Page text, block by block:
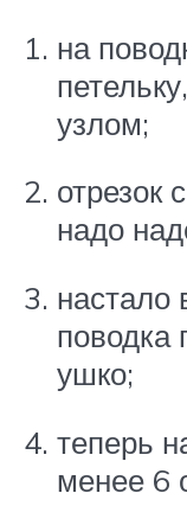
на
узлом;
отрезок
надо
настало
поводка
ушко;
теперь
менее 6